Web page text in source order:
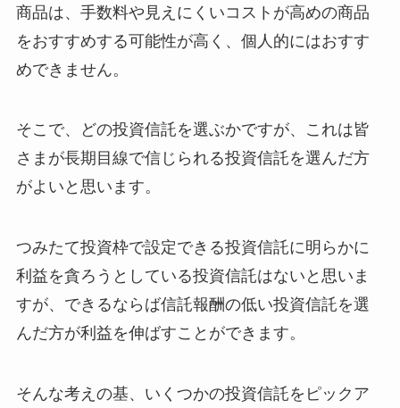
商品は、手数料や見えにくいコストが高めの商品
をおすすめする可能性が高く、個人的にはおすす
めできません。
そこで、どの投資信託を選ぶかですが、これは皆
さまが長期目線で信じられる投資信託を選んだ方
がよいと思います。
つみたて投資枠で設定できる投資信託に明らかに
利益を貪ろうとしている投資信託はないと思いま
すが、できるならば信託報酬の低い投資信託を選
んだ方が利益を伸ばすことができます。
そんな考えの基、いくつかの投資信託をピックア